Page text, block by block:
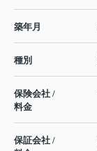
築年月
種別
保険会社 /
料金
保証会社 /